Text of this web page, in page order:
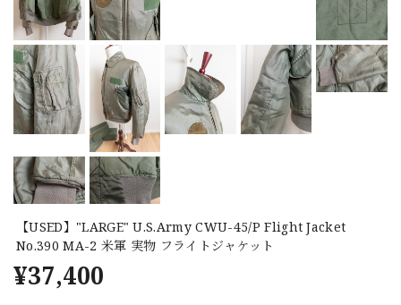
【USED】"LARGE" U.S.Army CWU-45/P Flight Jacket
No.390 MA-2 米軍 実物 フライトジャケット
¥37,400